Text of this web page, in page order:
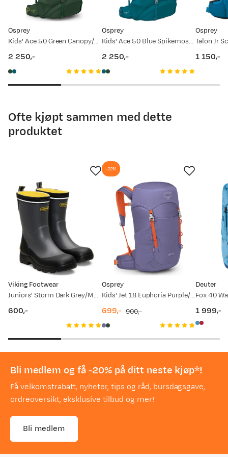
29.05.2026 2 299,-
28.05.2026 2 199,-
11.03.2026 2 299,-
15.08.2025 1 499,-
08.08.2025
Osprey
Kids' Ace 50 Green Canopy/Matcha Green
price
2 250,-
Osprey
Kids' Ace 50 Blue Spikemoss/Deep Peyto
price
2 250,-
Osprey
Talon Jr
1 150,-
Ofte kjøpt sammen med dette
produktet
Viking Footwear
Juniors' Storm Dark Grey/Multi
600,-
Osprey
Kids' Jet 18 Euphoria Purple/Mars Orange
-22%
discounted
699,-
original
900,-
Deuter
Fox 40
price
1 999,-
Bli medlem og få -20% på ditt neste kjøp*!
Få velkomstrabatt, nyheter, tips og råd, bursdagsgave,
ordreoversikt, eksklusive tilbud og mer!
Bli medlem